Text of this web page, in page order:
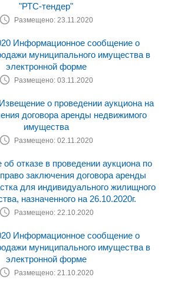
"РТС-тендер"
Размещено: 23.11.2020
Информационное сообщение о
муниципального имущества в
электронной форме
Размещено: 03.11.2020
о проведении аукциона на
договора аренды недвижимого
имущества
Размещено: 02.11.2020
отказе в проведении аукциона по
заключения договора аренды
для индивидуального жилищного
назначенного на 26.10.2020г.
Размещено: 22.10.2020
Информационное сообщение о
муниципального имущества в
электронной форме
Размещено: 21.10.2020